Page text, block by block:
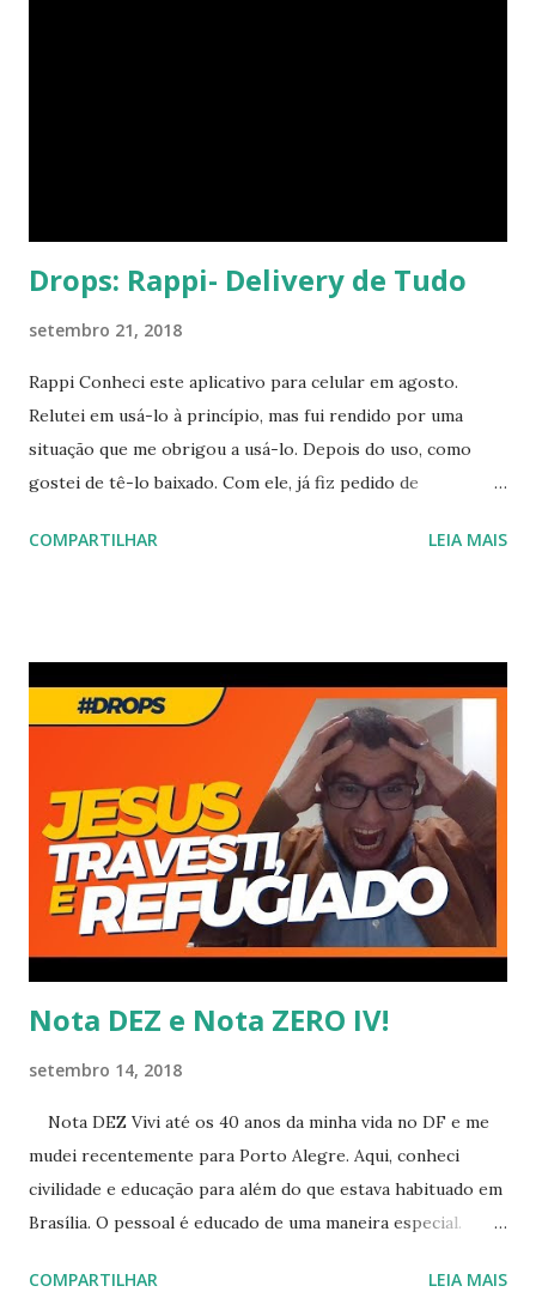
Drops: Rappi- Delivery de Tudo
setembro 21, 2018
Rappi Conheci este aplicativo para celular em agosto.
Relutei em usá-lo à princípio, mas fui rendido por uma
situação que me obrigou a usá-lo. Depois do uso, como
gostei de tê-lo baixado. Com ele, já fiz pedido de
Apesar de travar algumas vezes, ele é bem simples de usar
seu pedido. Caso algum produto esteja ausente, você é
avisado e ode optar por uma troca ou pelo cancelamento
do produto. Tudo muito cordial e simples. Gostei de ter
conhecido e indico o aplicativo para celular.
COMPARTILHAR LEIA MAIS
Nota DEZ e Nota ZERO IV!
setembro 14, 2018
Nota DEZ Vivi até os 40 anos da minha vida no DF e me
mudei recentemente para Porto Alegre. Aqui, conheci
civilidade e educação para além do que estava habituado em
Brasília. O pessoal é educado de uma maneira especial.
COMPARTILHAR LEIA MAIS